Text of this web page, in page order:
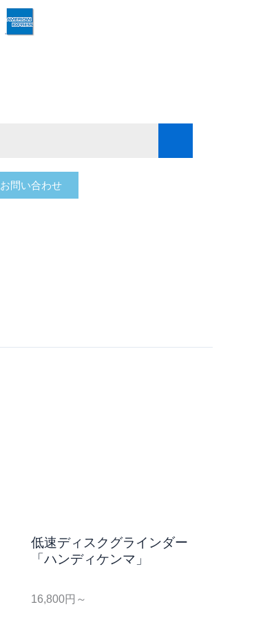
お問い合わせ
低速ディスクグラインダー
「ハンディケンマ」
16,800円～